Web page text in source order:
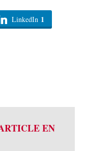
LinkedIn 1
EN